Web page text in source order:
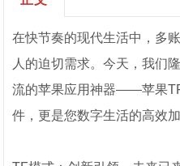
在快节奏的现代生活中，多
人的迫切需求。今天，我们
流的苹果应用神器——苹果
件，更是您数字生活的高效加